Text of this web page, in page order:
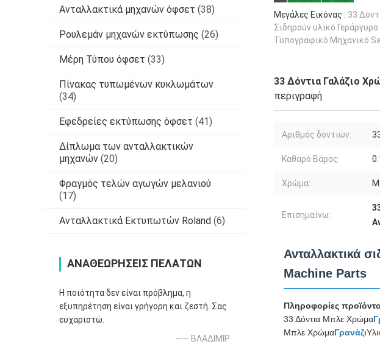
Ανταλλακτικά μηχανών όφσετ (38)
Ρουλεμάν μηχανών εκτύπωσης (26)
Μέρη Τύπου όφσετ (33)
Πίνακας τυπωμένων κυκλωμάτων
(34)
Εφεδρείες εκτύπωσης όφσετ (41)
Δίπλωμα των ανταλλακτικών
μηχανών (20)
Φραγμός τελών αγωγών μελανιού
(17)
Ανταλλακτικά Εκτυπωτών Roland (6)
ΑΝΑΘΕΩΡΉΣΕΙΣ ΠΕΛΑΤΏΝ
Η ποιότητα δεν είναι πρόβλημα, η
εξυπηρέτηση είναι γρήγορη και ζεστή. Σας
ευχαριστώ.
—— ΒΛΑΔΙΜΙΡ
Μεγάλες Εικόνας : 33
Σιδηρούν υλικό Γεράργυρο
Τυπογραφικό Μηχανικό
33 Δόντια Γαλάζιο
περιγραφή
Αριθμός δοντιών:
Καθαρό Βάρος:
Χρώμα:
Επισημαίνω:
Ανταλλακτικά
Machine Parts
Πληροφορίες
33 Δόντια Μπλε Χρώμα
Μπλε ΧρώμαΓρανάζι